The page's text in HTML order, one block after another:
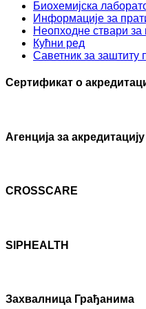
Биохемијска
Информације за
Неопходне ствари
Кућни ред
Саветник за заштиту
Сертификат о
Агенцијa за
CROSSCARE
SIPHEALTH
Захвалница Грађанима